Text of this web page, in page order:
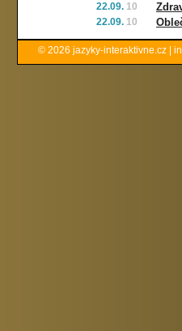
22.09. 10
22.09. 10
© 2026 jazyky-interaktivne.cz